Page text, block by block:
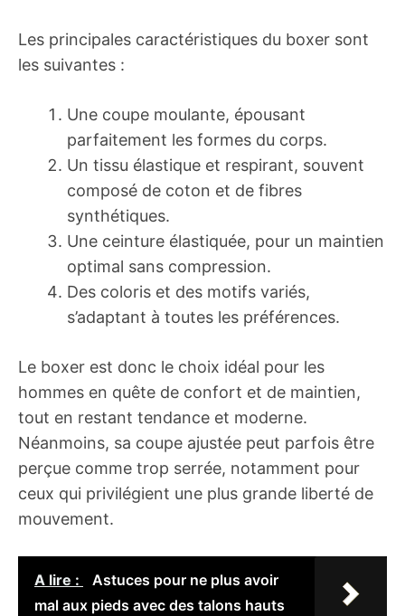
Les principales caractéristiques du boxer sont
les suivantes :
Une coupe moulante, épousant
parfaitement les formes du corps.
Un tissu élastique et respirant, souvent
composé de coton et de fibres
synthétiques.
Une ceinture élastiquée, pour un maintien
optimal sans compression.
Des coloris et des motifs variés,
s’adaptant à toutes les préférences.
Le boxer est donc le choix idéal pour les
hommes en quête de confort et de maintien,
tout en restant tendance et moderne.
Néanmoins, sa coupe ajustée peut parfois être
perçue comme trop serrée, notamment pour
ceux qui privilégient une plus grande liberté de
mouvement.
A lire :
Astuces pour ne plus avoir
mal aux pieds avec des talons hauts